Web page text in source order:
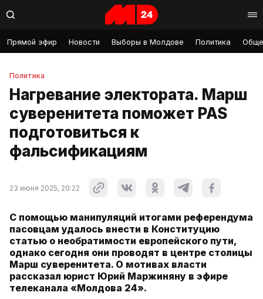
Прямой эфир Новости Выборы в Молдове Политика
Политика
Нагревание электората. Марш
суверенитета поможет PAS
подготовиться к
фальсификациям
23 июня 2025, 20:22
С помощью манипуляций итогами референдума
пасовцам удалось внести в Конституцию
статью о необратимости европейского пути,
однако сегодня они проводят в центре столицы
Марш суверенитета. О мотивах власти
рассказал юрист Юрий Маржиняну в эфире
телеканала «Молдова 24».